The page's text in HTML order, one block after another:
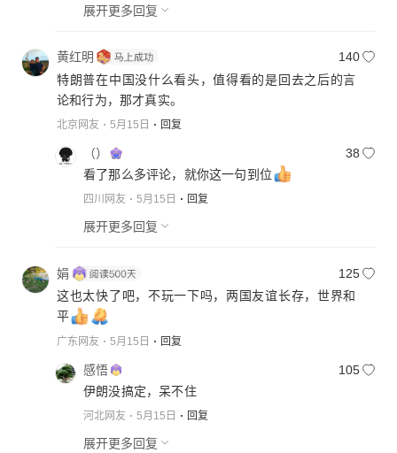
展开更多回复
黄红明
140
特朗普在中国没什么看头，值得看的是回去之后的言
论和行为，那才真实。
北京网友 5月15日 回复
（）
38
看了那么多评论，就你这一句到位
四川网友 5月15日 回复
展开更多回复
娟
125
这也太快了吧，不玩一下吗，两国友谊长存，世界和
平
广东网友 5月15日 回复
感悟
105
伊朗没搞定，呆不住
河北网友 5月15日 回复
展开更多回复